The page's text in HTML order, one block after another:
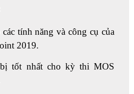
tính năng và công cụ của
2019.
tốt nhất cho kỳ thi MOS